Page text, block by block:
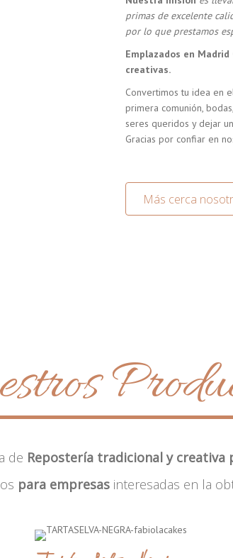
primas de excelente
por lo que prestamos
Emplazados en
creativas.
Convertimos tu idea en
primera comunión,
seres queridos y dejar
Gracias por confiar en
Más cerca
de Repostería tradicional y creativa
para empresas interesadas en la